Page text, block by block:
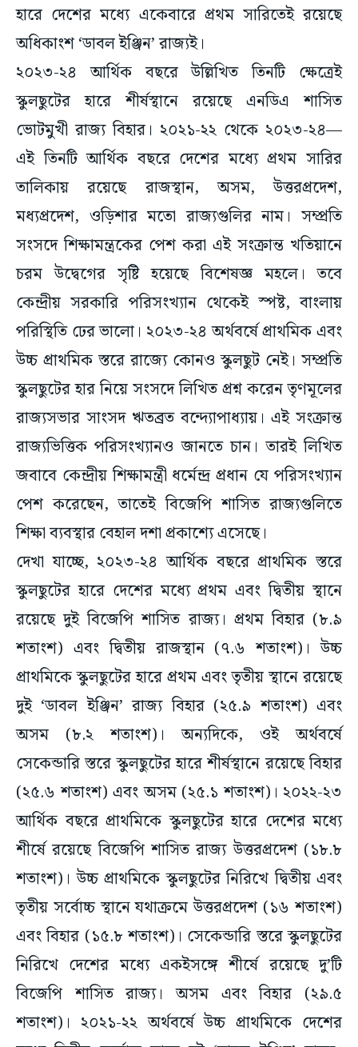
হারে দেশের মধ্যে একেবারে প্রথম সারিতেই রয়েছে
অধিকাংশ ‘ডাবল ইঞ্জিন’ রাজ্যই।
২০২৩-২৪ আর্থিক বছরে উল্লিখিত তিনটি ক্ষেত্রেই
স্কুলছুটের হারে শীর্ষস্থানে রয়েছে এনডিএ শাসিত
ভোটমুখী রাজ্য বিহার। ২০২১-২২ থেকে ২০২৩-২৪—
এই তিনটি আর্থিক বছরে দেশের মধ্যে প্রথম সারির
তালিকায় রয়েছে রাজস্থান, অসম, উত্তরপ্রদেশ,
মধ্যপ্রদেশ, ওড়িশার মতো রাজ্যগুলির নাম। সম্প্রতি
সংসদে শিক্ষামন্ত্রকের পেশ করা এই সংক্রান্ত খতিয়ানে
চরম উদ্বেগের সৃষ্টি হয়েছে বিশেষজ্ঞ মহলে। তবে
কেন্দ্রীয় সরকারি পরিসংখ্যান থেকেই স্পষ্ট, বাংলায়
পরিস্থিতি ঢের ভালো। ২০২৩-২৪ অর্থবর্ষে প্রাথমিক এবং
উচ্চ প্রাথমিক স্তরে রাজ্যে কোনও স্কুলছুট নেই। সম্প্রতি
স্কুলছুটের হার নিয়ে সংসদে লিখিত প্রশ্ন করেন তৃণমূলের
রাজ্যসভার সাংসদ ঋতব্রত বন্দ্যোপাধ্যায়। এই সংক্রান্ত
রাজ্যভিত্তিক পরিসংখ্যানও জানতে চান। তারই লিখিত
জবাবে কেন্দ্রীয় শিক্ষামন্ত্রী ধর্মেন্দ্র প্রধান যে পরিসংখ্যান
পেশ করেছেন, তাতেই বিজেপি শাসিত রাজ্যগুলিতে
শিক্ষা ব্যবস্থার বেহাল দশা প্রকাশ্যে এসেছে।
দেখা যাচ্ছে, ২০২৩-২৪ আর্থিক বছরে প্রাথমিক স্তরে
স্কুলছুটের হারে দেশের মধ্যে প্রথম এবং দ্বিতীয় স্থানে
রয়েছে দুই বিজেপি শাসিত রাজ্য। প্রথম বিহার (৮.৯
শতাংশ) এবং দ্বিতীয় রাজস্থান (৭.৬ শতাংশ)। উচ্চ
প্রাথমিকে স্কুলছুটের হারে প্রথম এবং তৃতীয় স্থানে রয়েছে
দুই ‘ডাবল ইঞ্জিন’ রাজ্য বিহার (২৫.৯ শতাংশ) এবং
অসম (৮.২ শতাংশ)। অন্যদিকে, ওই অর্থবর্ষে
সেকেন্ডারি স্তরে স্কুলছুটের হারে শীর্ষস্থানে রয়েছে বিহার
(২৫.৬ শতাংশ) এবং অসম (২৫.১ শতাংশ)। ২০২২-২৩
আর্থিক বছরে প্রাথমিকে স্কুলছুটের হারে দেশের মধ্যে
শীর্ষে রয়েছে বিজেপি শাসিত রাজ্য উত্তরপ্রদেশ (১৮.৮
শতাংশ)। উচ্চ প্রাথমিকে স্কুলছুটের নিরিখে দ্বিতীয় এবং
তৃতীয় সর্বোচ্চ স্থানে যথাক্রমে উত্তরপ্রদেশ (১৬ শতাংশ)
এবং বিহার (১৫.৮ শতাংশ)। সেকেন্ডারি স্তরে স্কুলছুটের
নিরিখে দেশের মধ্যে একইসঙ্গে শীর্ষে রয়েছে দু’টি
বিজেপি শাসিত রাজ্য। অসম এবং বিহার (২৯.৫
শতাংশ)। ২০২১-২২ অর্থবর্ষে উচ্চ প্রাথমিকে দেশের